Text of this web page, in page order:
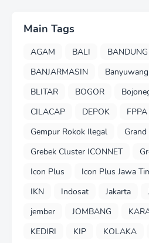
Main Tags
AGAM BALI BANDUNG
BANJARMASIN
BLITAR
BOGOR
CILACAP
DEPOK
FPPA
Gempur Rokok Ilegal
Grand
Grebek Cluster ICONNET
Icon Plus
Icon Plus Jawa
IKN
Indosat Jakarta
jember
JOMBANG
KEDIRI
KIP KOLAKA